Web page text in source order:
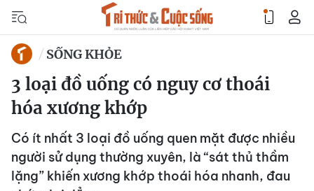
SỐNG KHỎE
3 loại đồ uống có nguy cơ thoái
hóa xương khớp
Có ít nhất 3 loại đồ uống quen mặt được nhiều
người sử dụng thường xuyên, là “sát thủ thầm
lặng” khiến xương khớp thoái hóa nhanh, đau